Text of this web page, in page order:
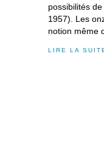
possibilités
1957). Les
notion même
LIRE LA